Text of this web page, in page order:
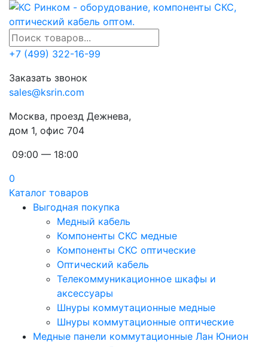
+7 (499) 322-16-99
Заказать звонок
sales@ksrin.com
Москва, проезд Дежнева,
дом 1, офис 704
09:00 — 18:00
0
Каталог товаров
Выгодная покупка
Медный кабель
Компоненты СКС медные
Компоненты СКС оптические
Оптический кабель
Телекоммуникационное шкафы и
аксессуары
Шнуры коммутационные медные
Шнуры коммутационные оптические
Медные панели коммутационные Лан Юнион